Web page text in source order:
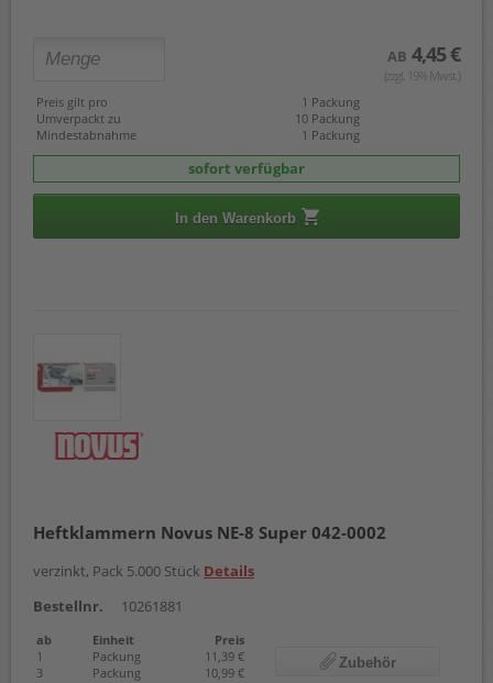
AB 4,45 €
(zzgl. 19% Mwst.)
Preis gilt pro
1 Packung
Umverpackt zu
10 Packung
Mindestabnahme
1 Packung
sofort verfügbar
In den Warenkorb
Heftklammern Novus NE-8 Super 042-0002
verzinkt, Pack 5.000 Stück Details
Bestellnr.
10261881
ab Einheit
Preis
1
Packung
11,39 €
3
Packung 10,99 €
Zubehör